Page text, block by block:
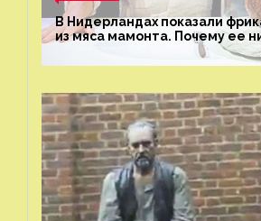
В Нидерландах показали
из мяса мамонта. Почему ее